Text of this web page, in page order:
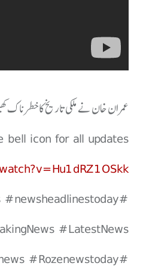
عمران خان نے ملکی تاریخ کا خطرناک
icon for all updates.
#LatestNews
#Topnews #Rozenewsupdate #Rozenewsheadlines #Rozebreakingnews #Rozenewstoday